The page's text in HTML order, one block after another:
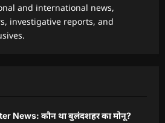
and international news,
investigative reports, and
News: कौन था बुलंदशहर का मोनू?